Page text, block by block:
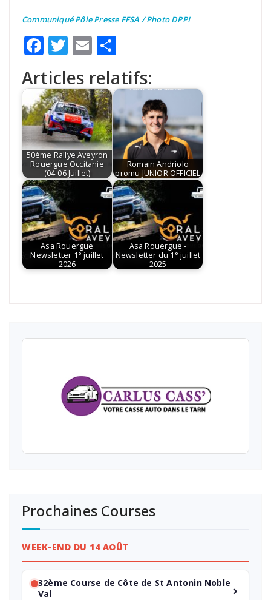
Communiqué Pôle Presse FFSA / Photo DPPI
Facebook
Twitter
Email
Articles relatifs:
50ème Rallye Aveyron
Rouergue Occitanie
(04-06 Juillet)
Romain Andriolo
promu JUNIOR OFFICIEL
Asa Rouergue
Newsletter 1° juillet
2026
Asa Rouergue -
Newsletter du 1° juillet
2025
Prochaines Courses
WEEK-END DU 14 AOÛT
32ème Course de Côte de St Antonin Noble
Val